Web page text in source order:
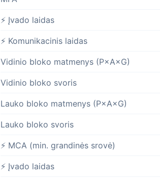
⚡ Įvado laidas
⚡ Komunikacinis laidas
Vidinio bloko matmenys (P×A×G)
Vidinio bloko svoris
Lauko bloko matmenys (P×A×G)
Lauko bloko svoris
⚡ MCA (min. grandinės srovė)
⚡ Įvado laidas